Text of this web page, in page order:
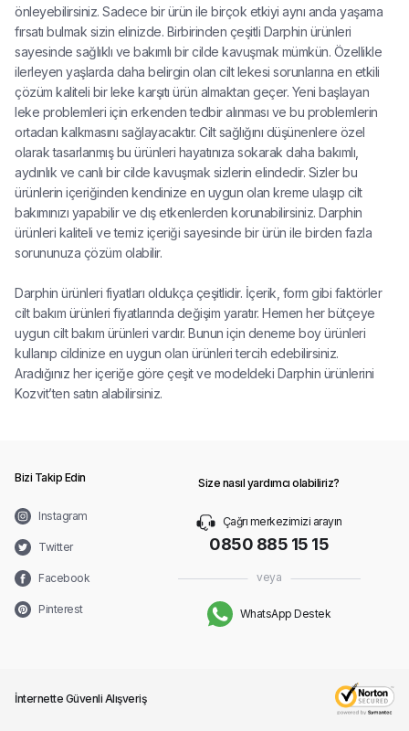
önleyebilirsiniz. Sadece bir ürün ile birçok etkiyi aynı anda yaşama
fırsatı bulmak sizin elinizde. Birbirinden çeşitli Darphin ürünleri
sayesinde sağlıklı ve bakımlı bir cilde kavuşmak mümkün. Özellikle
ilerleyen yaşlarda daha belirgin olan cilt lekesi sorunlarına en etkili
çözüm kaliteli bir leke karşıtı ürün almaktan geçer. Yeni başlayan
leke problemleri için erkenden tedbir alınması ve bu problemlerin
ortadan kalkmasını sağlayacaktır. Cilt sağlığını düşünenlere özel
olarak tasarlanmış bu ürünleri hayatınıza sokarak daha bakımlı,
aydınlık ve canlı bir cilde kavuşmak sizlerin elindedir. Sizler bu
ürünlerin içeriğinden kendinize en uygun olan kreme ulaşıp cilt
bakımınızı yapabilir ve dış etkenlerden korunabilirsiniz. Darphin
ürünleri kaliteli ve temiz içeriği sayesinde bir ürün ile birden fazla
sorununuza çözüm olabilir.
Darphin ürünleri fiyatları oldukça çeşitlidir. İçerik, form gibi faktörler
cilt bakım ürünleri fiyatlarında değişim yaratır. Hemen her bütçeye
uygun cilt bakım ürünleri vardır. Bunun için deneme boy ürünleri
kullanıp cildinize en uygun olan ürünleri tercih edebilirsiniz.
Aradığınız her içeriğe göre çeşit ve modeldeki Darphin ürünlerini
Kozvit’ten satın alabilirsiniz.
Bizi Takip Edin
Instagram
Twitter
Facebook
Pinterest
Size nasıl yardımcı olabiliriz?
Çağrı merkezimizi arayın
0850 885 15 15
veya
WhatsApp Destek
İnternette Güvenli Alışveriş